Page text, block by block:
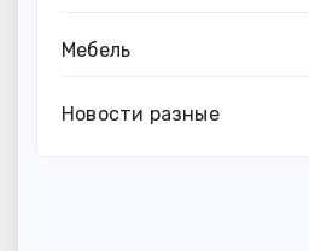
Мебель
Новости разные